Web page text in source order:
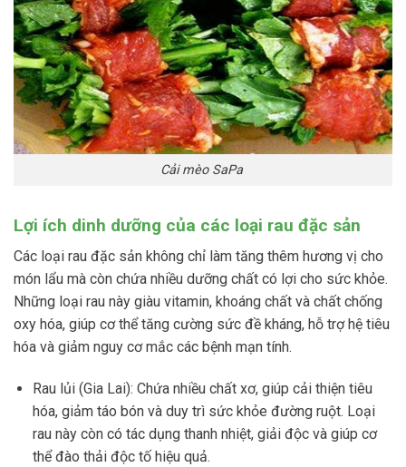
Cải mèo SaPa
Lợi ích dinh dưỡng của các loại rau đặc sản
Các loại rau đặc sản không chỉ làm tăng thêm hương vị cho
món lẩu mà còn chứa nhiều dưỡng chất có lợi cho sức khỏe.
Những loại rau này giàu vitamin, khoáng chất và chất chống
oxy hóa, giúp cơ thể tăng cường sức đề kháng, hỗ trợ hệ tiêu
hóa và giảm nguy cơ mắc các bệnh mạn tính.
Rau lủi (Gia Lai): Chứa nhiều chất xơ, giúp cải thiện tiêu
hóa, giảm táo bón và duy trì sức khỏe đường ruột. Loại
rau này còn có tác dụng thanh nhiệt, giải độc và giúp cơ
thể đào thải độc tố hiệu quả.